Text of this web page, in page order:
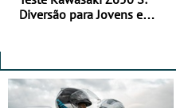
Diversão para Jovens e